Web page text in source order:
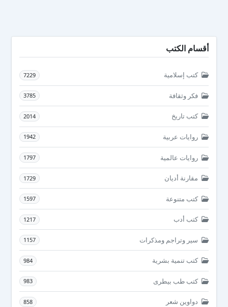
أقسام الكتب
كتب إسلامية 7229
فكر وثقافة 3785
كتب تاريخ 2014
روايات عربية 1942
روايات عالمية 1797
مقارنة أديان 1729
كتب متنوعة 1597
كتب أدب 1217
سير وتراجم ومذكرات 1157
كتب تنمية بشرية 984
كتب طب بيطرى 983
دواوين شعر 858